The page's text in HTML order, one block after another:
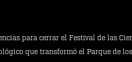
para cerrar el Festival de las
que transformó el Parque de los